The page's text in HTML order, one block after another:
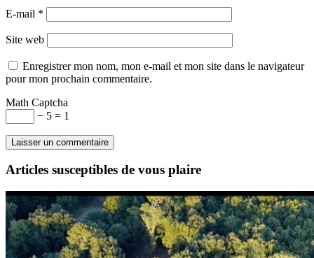
E-mail *
Site web
Enregistrer mon nom, mon e-mail et mon site dans le navigateur
pour mon prochain commentaire.
Math Captcha
− 5 = 1
Articles susceptibles de vous plaire